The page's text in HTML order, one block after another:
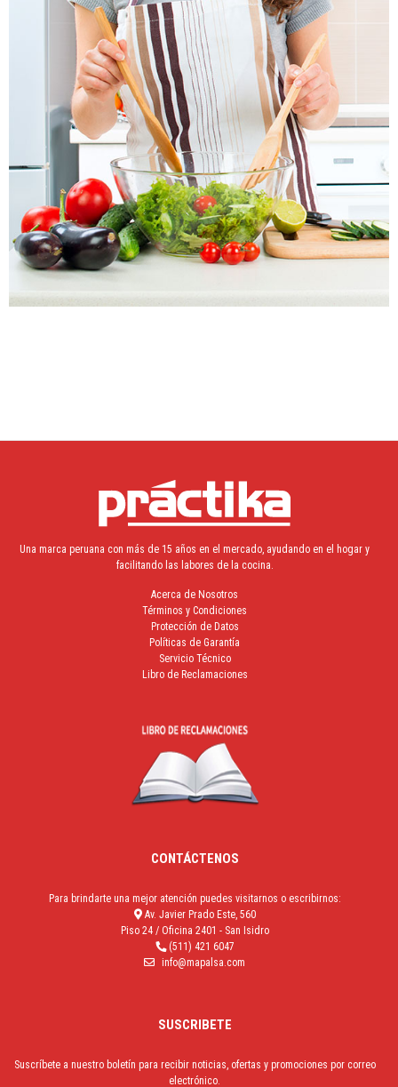
Una marca peruana con más de 15 años en el mercado, ayudando en el hogar y
facilitando las labores de la cocina.
Acerca de Nosotros
Términos y Condiciones
Protección de Datos
Políticas de Garantía
Servicio Técnico
Libro de Reclamaciones
CONTÁCTENOS
Para brindarte una mejor atención puedes visitarnos o escribirnos:
Av. Javier Prado Este, 560
Piso 24 / Oficina 2401 - San Isidro
(511) 421 6047
info@mapalsa.com
SUSCRIBETE
Suscríbete a nuestro boletín para recibir noticias, ofertas y promociones por correo
electrónico.